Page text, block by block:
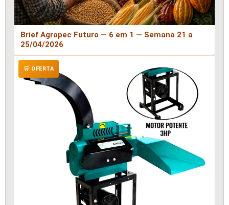
Brief Agropec Futuro — 6 em 1 — Semana 21 a
25/04/2026
🛒 OFERTA